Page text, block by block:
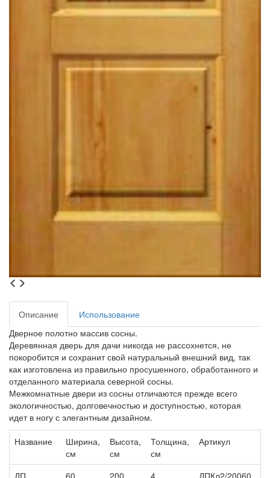
Описание
Использование
Дверное полотно массив сосны.
Деревянная дверь для дачи никогда не рассохнется, не
покоробится и сохранит свой натуральный внешний вид, так
как изготовлена из правильно просушенного, обработанного и
отделанного материала северной сосны.
Межкомнатные двери из сосны отличаются прежде всего
экологичностью, долговечностью и доступностью, которая
идет в ногу с элегантным дизайном.
Название
Ширина,
см
Высота,
см
Толщина,
см
Артикул
ДП
60 200 4 ДПКл2/20060